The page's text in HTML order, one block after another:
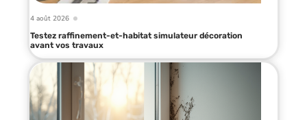
4 août 2026
Testez raffinement-et-habitat simulateur décoration
avant vos travaux